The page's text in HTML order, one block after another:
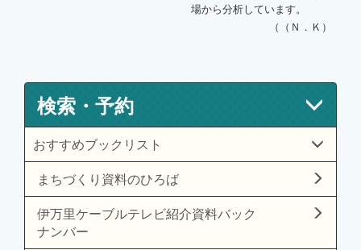
場から分析しています。
（（Ｎ．Ｋ）
検索・予約
おすすめブックリスト
まちづくり資料のひろば
伊万里ケーブルテレビ紹介資料バック
ナンバー